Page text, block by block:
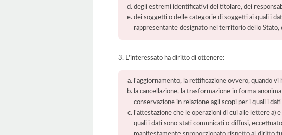
degli estremi identificativi del titolare, dei
dei soggetti o delle categorie di soggetti ai quali i
rappresentante designato nel territorio dello Stato,
3. L'interessato ha diritto di ottenere:
l'aggiornamento, la rettificazione ovvero, quando
la cancellazione, la trasformazione in forma
conservazione in relazione agli scopi per i quali i
l'attestazione che le operazioni di cui alle lettere a)
quali i dati sono stati comunicati o diffusi,